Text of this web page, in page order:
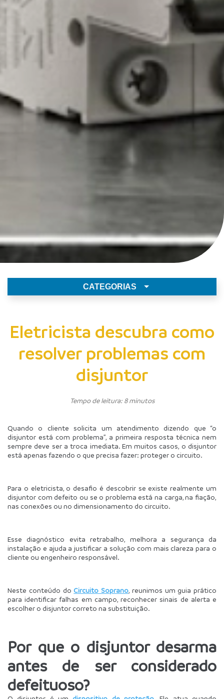
Eletricista descubra como
resolver problemas com
disjuntor
Tempo de leitura: 8 minutos
Quando o cliente solicita um atendimento dizendo que “o
disjuntor está com problema”, a primeira resposta técnica nem
sempre deve ser a troca imediata. Em muitos casos, o disjuntor
está apenas fazendo o que precisa fazer: proteger o circuito.
Para o eletricista, o desafio é descobrir se existe realmente um
disjuntor com defeito ou se o problema está na carga, na fiação,
nas conexões ou no dimensionamento do circuito.
Esse diagnóstico evita retrabalho, melhora a segurança da
instalação e ajuda a justificar a solução com mais clareza para o
cliente ou engenheiro responsável.
Neste conteúdo do Circuito Soprano, reunimos um guia prático
para identificar falhas em campo, reconhecer sinais de alerta e
escolher o disjuntor correto na substituição.
Por que o disjuntor desarma
antes de ser considerado
defeituoso?
CATEGORIAS